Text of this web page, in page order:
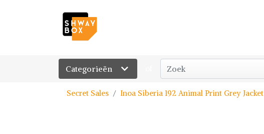
Categorieën
Secret Sales Inoa Siberia 192 Animal Print Grey Jacket